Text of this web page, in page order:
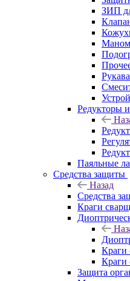
ЗИП
Редукторы
Паяльные
Средства защиты
Назад
Средства
Краги
Краги
Краги
Защита